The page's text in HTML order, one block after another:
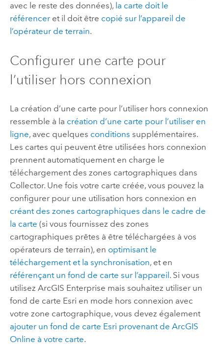
avec le reste des données), la carte doit le
référenceret il doit être copié sur l’appareil de
l’opérateur de terrain.
Configurer une carte pour
l’utiliser hors connexion
La création d’une carte pour l’utiliser hors connexion
ressemble à la création d’une carte pour l’utiliser en
ligne, avec quelques conditions supplémentaires.
Les cartes qui peuvent être utilisées hors connexion
prennent automatiquement en charge le
téléchargement des zones cartographiques dans
Collector. Une fois votre carte créée, vous pouvez la
configurer pour une utilisation hors connexion en
créant des zones cartographiques dans le cadre de
la carte (si vous fournissez des zones
cartographiques prêtes à être téléchargées à vos
opérateurs de terrain), en optimisant le
téléchargement et la synchronisation, et en
référençant un fond de carte sur l’appareil. Si vous
utilisez ArcGIS Enterprise mais souhaitez utiliser un
fond de carte Esri en mode hors connexion avec
votre zone cartographique, vous devez également
ajouter un fond de carte Esri provenant de ArcGIS
Online à votre carte.